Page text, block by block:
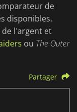
de
disponibles.
l'argent et
ou The Outer
Partager